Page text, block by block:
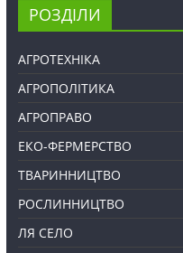
РОЗДІЛИ
АГРОТЕХНІКА
АГРОПОЛІТИКА
АГРОПРАВО
ЕКО-ФЕРМЕРСТВО
ТВАРИННИЦТВО
РОСЛИННИЦТВО
ЛЯ СЕЛО